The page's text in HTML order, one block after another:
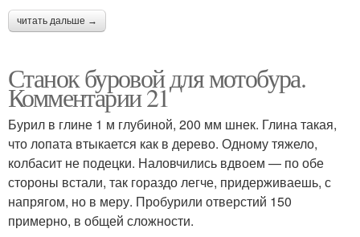
читать дальше →
Станок буровой для мотобура.
Комментарии 21
Бурил в глине 1 м глубиной, 200 мм шнек. Глина такая,
что лопата втыкается как в дерево. Одному тяжело,
колбасит не подецки. Наловчились вдвоем — по обе
стороны встали, так гораздо легче, придерживаешь, с
напрягом, но в меру. Пробурили отверстий 150
примерно, в общей сложности.